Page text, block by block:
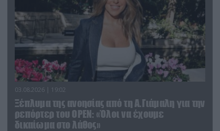
03.08.2026 | 19:02
Ξέπλυμα της ανοησίας από τη Α.Γιάμαλη για την
ρεπόρτερ του ΟΡΕΝ: «Όλοι να έχουμε
δικαίωμα στο λάθος»